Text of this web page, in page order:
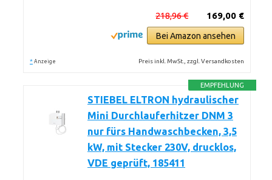
169,00 €
218,96 €
Bei Amazon ansehen
* Anzeige Preis inkl. MwSt., zzgl. Versandkosten
EMPFEHLUNG
STIEBEL ELTRON hydraulischer
Mini Durchlauferhitzer DNM 3
nur fürs Handwaschbecken, 3,5
kW, mit Stecker 230V, drucklos,
VDE geprüft, 185411